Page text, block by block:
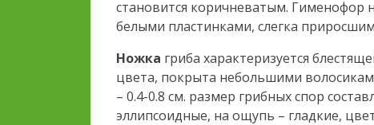
становится коричневатым. Гименофор
белыми пластинками, слегка
Ножка гриба характеризуется
цвета, покрыта небольшими
– 0.4-0.8 см. размер грибных спор
эллипсоидные, на ощупь – гладкие,